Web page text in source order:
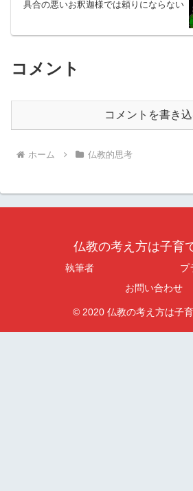
具合の悪いお釈迦様では頼りにならない
コメント
コメントを書き
ホーム 仏教的思考
仏教の考え方は子育
執筆者
プ
お問い合わせ
© 2020 仏教の考え方は子